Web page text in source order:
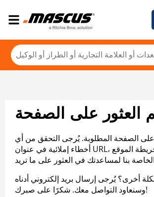
العثور على الصفحة
على الصفحة المطلوبة. يُرجى التحقق من أي
أخطاء إملائية في عنوان URL، أو عرض خريطة الموقع
أخرى؟ يُرجى إرسال بريد إلكتروني أدناه
وسنعاود التواصل معك. شكرًا على صبرك!